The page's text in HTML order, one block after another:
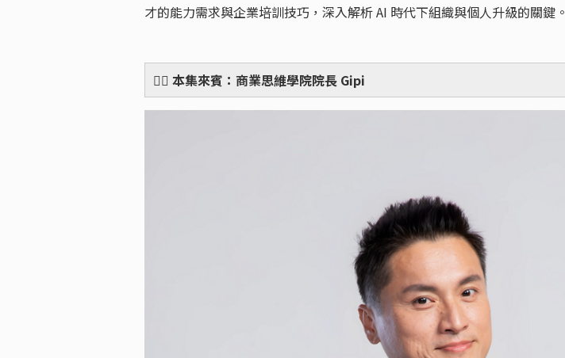
才的能力需求與企業培訓技巧，深入解析 AI 時代下組織與個人升級的關鍵。
🙋‍♀️ 本集來賓：商業思維學院院長 Gipi